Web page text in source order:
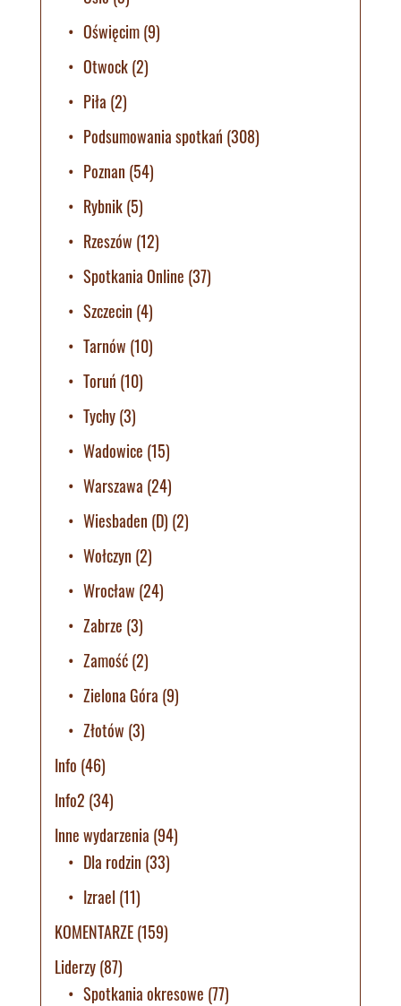
Oświęcim(9)
Otwock(2)
Piła (2)
Podsumowania spotkań (308)
Poznan (54)
Rybnik(5)
Rzeszów (12)
Spotkania Online (37)
Szczecin (4)
Tarnów (10)
Toruń (10)
Tychy(3)
Wadowice (15)
Warszawa (24)
Wiesbaden (D) (2)
Wołczyn (2)
Wrocław (24)
Zabrze (3)
Zamość(2)
Zielona Góra (9)
Złotów (3)
Info (46)
Info2 (34)
Inne wydarzenia (94)
Dla rodzin (33)
Izrael (11)
KOMENTARZE(159)
Liderzy(87)
Spotkania okresowe (77)